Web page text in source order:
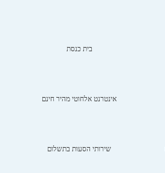
בית כנסת
אינטרנט אלחוטי מהיר חינם
שירותי הסעות בתשלום